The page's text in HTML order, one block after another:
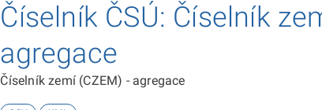
Číselník ČSÚ: Číselník
agregace
Číselník zemí (CZEM) - agregace